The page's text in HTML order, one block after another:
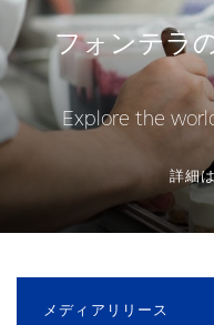
フォンテラ
Explore the
詳細
メディアリリース